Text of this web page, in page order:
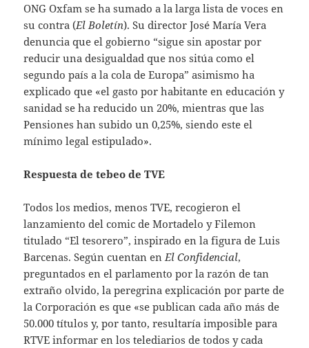
ONG Oxfam se ha sumado a la larga lista de voces en
su contra (El Boletín). Su director José María Vera
denuncia que el gobierno “sigue sin apostar por
reducir una desigualdad que nos sitúa como el
segundo país a la cola de Europa” asimismo ha
explicado que «el gasto por habitante en educación y
sanidad se ha reducido un 20%, mientras que las
Pensiones han subido un 0,25%, siendo este el
mínimo legal estipulado».
Respuesta de tebeo de TVE
Todos los medios, menos TVE, recogieron el
lanzamiento del comic de Mortadelo y Filemon
titulado “El tesorero”, inspirado en la figura de Luis
Barcenas. Según cuentan enEl Confidencial,
preguntados en el parlamento por la razón de tan
extraño olvido, la peregrina explicación por parte de
la Corporación es que «se publican cada año más de
50.000 títulos y, por tanto, resultaría imposible para
RTVE informar en los telediarios de todos y cada